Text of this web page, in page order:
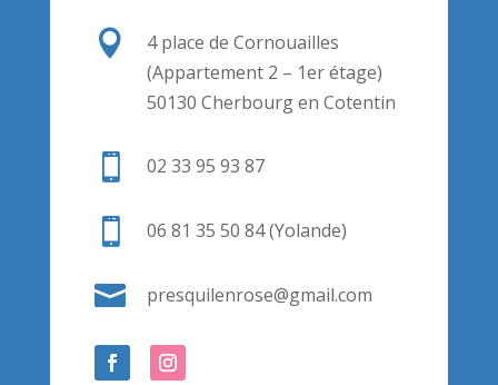

4 place de Cornouailles
(Appartement 2 – 1er étage)
50130 Cherbourg en Cotentin
 02 33 95 93 87
 06 81 35 50 84 (Yolande)
 presquilenrose@gmail.com